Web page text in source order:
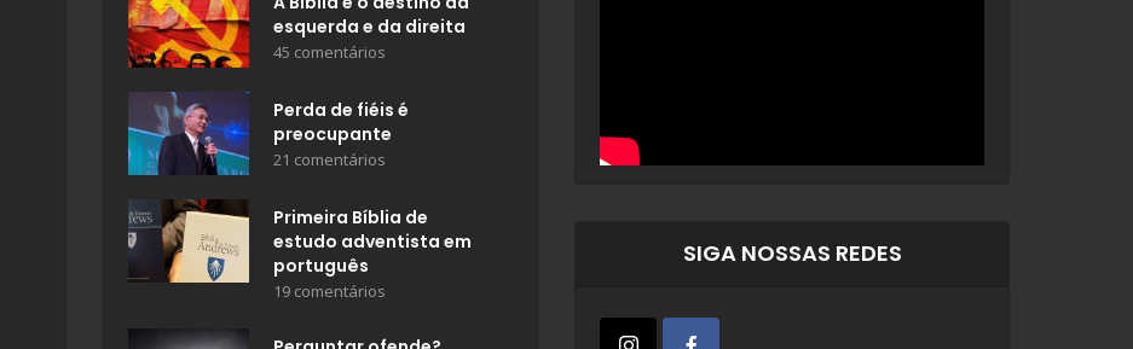
esquerda e da direita
45 comentários
Perda de fiéis é
preocupante
21 comentários
Primeira Bíblia de
estudo adventista em
português
19 comentários
SIGA NOSSAS REDES